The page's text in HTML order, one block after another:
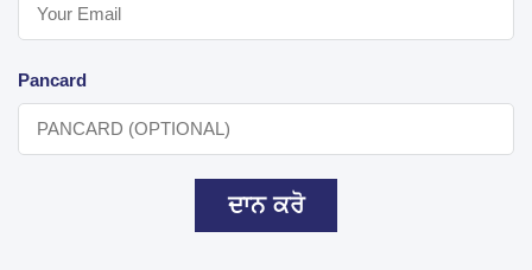
Pancard
ਦਾਨ ਕਰੋ